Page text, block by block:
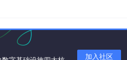
加入社区